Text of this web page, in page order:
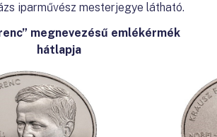
iparművész mesterjegye látható.
megnevezésű emlékérmék
hátlapja